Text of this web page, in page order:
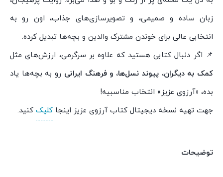
زبان ساده و صمیمی، و تصویرسازی‌های جذاب، اون رو به
انتخابی عالی برای خوندن مشترک والدین و بچه‌ها تبدیل کرده.
📌 اگر دنبال کتابی هستید که علاوه بر سرگرمی، ارزش‌های مثل
کمک به دیگران، پیوند نسل‌ها، و فرهنگ ایرانی رو به بچه‌ها یاد
بده، «آرزوی عزیز» انتخاب مناسبیه!
جهت تهیه نسخه دیجیتال کتاب آرزوی عزیز اینجا کلیک کنید.
توضیحات